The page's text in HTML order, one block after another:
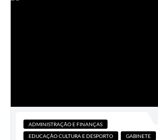
ADMINISTRAÇÃO E FINANÇAS
EDUCAÇÃO CULTURA E DESPORTO
GABINETE